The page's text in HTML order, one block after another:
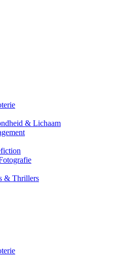
& Lichaam
& Thrillers